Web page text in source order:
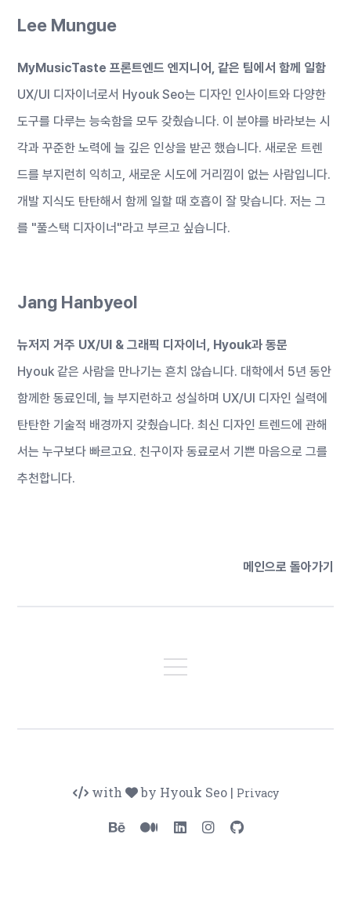
Lee Mungue
MyMusicTaste 프론트엔드 엔지니어, 같은 팀에서 함께 일함
UX/UI 디자이너로서 Hyouk Seo는 디자인 인사이트와 다양한
도구를 다루는 능숙함을 모두 갖췄습니다. 이 분야를 바라보는 시
각과 꾸준한 노력에 늘 깊은 인상을 받곤 했습니다. 새로운 트렌
드를 부지런히 익히고, 새로운 시도에 거리낌이 없는 사람입니다.
개발 지식도 탄탄해서 함께 일할 때 호흡이 잘 맞습니다. 저는 그
를 "풀스택 디자이너"라고 부르고 싶습니다.
Jang Hanbyeol
뉴저지 거주 UX/UI & 그래픽 디자이너, Hyouk과 동문
Hyouk 같은 사람을 만나기는 흔치 않습니다. 대학에서 5년 동안
함께한 동료인데, 늘 부지런하고 성실하며 UX/UI 디자인 실력에
탄탄한 기술적 배경까지 갖췄습니다. 최신 디자인 트렌드에 관해
서는 누구보다 빠르고요. 친구이자 동료로서 기쁜 마음으로 그를
추천합니다.
메인으로 돌아가기
with by Hyouk Seo| Privacy